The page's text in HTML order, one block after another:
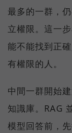
最多的一群，
立權限。這一
能不能找到正
有權限的人。
中間一群開始
知識庫。RAG
模型回答前，